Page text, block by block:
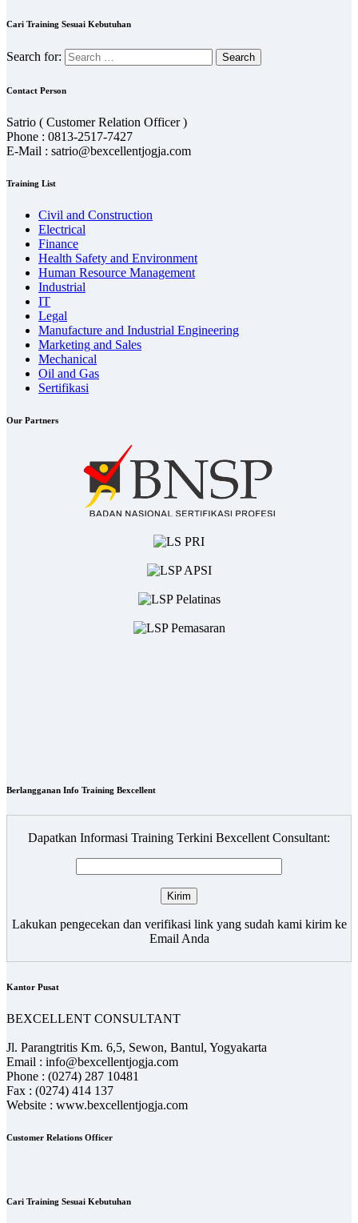
Cari Training Sesuai Kebutuhan
Search for:
Contact Person
Satrio ( Customer Relation Officer )
Phone : 0813-2517-7427
E-Mail : satrio@bexcellentjogja.com
Training List
Civil and Construction
Electrical
Finance
Health Safety and Environment
Human Resource Management
Industrial
IT
Legal
Manufacture and Industrial Engineering
Marketing and Sales
Mechanical
Oil and Gas
Sertifikasi
Our Partners
Berlangganan Info Training Bexcellent
Dapatkan Informasi Training Terkini Bexcellent Consultant:
Lakukan pengecekan dan verifikasi link yang sudah kami kirim ke
Email Anda
Kantor Pusat
BEXCELLENT CONSULTANT
Jl. Parangtritis Km. 6,5, Sewon, Bantul, Yogyakarta
Email : info@bexcellentjogja.com
Phone : (0274) 287 10481
Fax : (0274) 414 137
Website : www.bexcellentjogja.com
Customer Relations Officer
Cari Training Sesuai Kebutuhan